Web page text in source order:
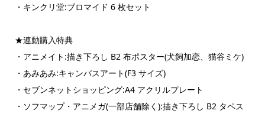
・キンクリ堂:ブロマイド 6 枚セット
★連動購入特典
・アニメイト:描き下ろし B2 布ポスター(犬飼加恋、猫谷ミケ)
・あみあみ:キャンバスアート(F3 サイズ)
・セブンネットショッピング:A4 アクリルプレート
・ソフマップ・アニメガ(一部店舗除く):描き下ろし B2 タペス